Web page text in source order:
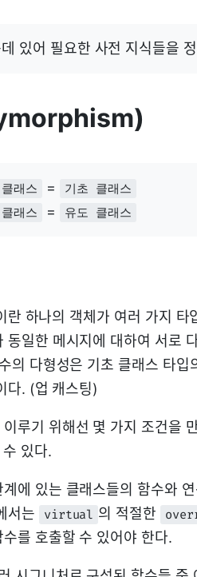
있어 필요한 사전 지식들을
래스 =
기초 클래스
래스 = 유도 클래스
란 하나의 객체가 여러 가지
동일한 메시지에 대하여 서로
의 다형성은 기초 클래스 타
다. (업 캐스팅)
루기 위해선 몇 가지 조건을
있다.
에 있는 클래스들의 함수와 연
서는
virtual 의 적절한
를 호출할 수 있어야 한다.